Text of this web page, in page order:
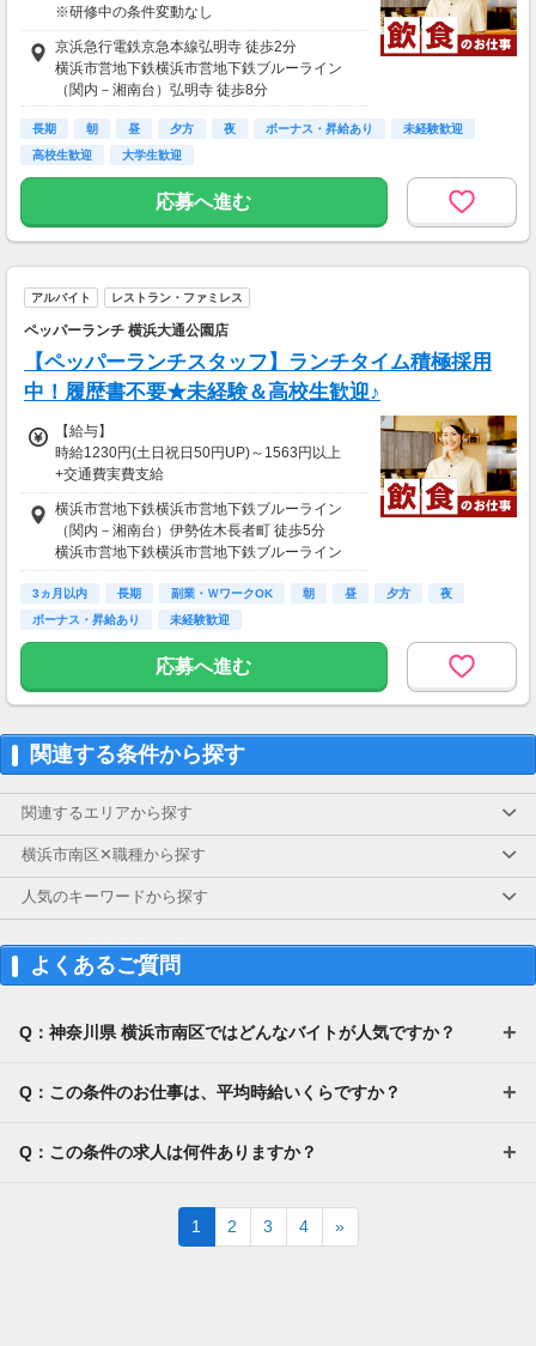
※研修中の条件変動なし
【給与支払】
月1回
【交通費】
（当社規定による）
京浜急行電鉄京急本線弘明寺 徒歩2分
横浜市営地下鉄横浜市営地下鉄ブルーライン
（関内－湘南台）弘明寺 徒歩8分
長期 朝 昼 夕方 夜 ボーナス・昇給あり
未経験歓迎
高校生歓迎
大学生歓迎
応募へ進む
アルバイト レストラン・ファミレス
ペッパーランチ 横浜大通公園店
【ペッパーランチスタッフ】ランチタイム積極採用
中！履歴書不要★未経験＆高校生歓迎♪
【給与】
時給1230円(土日祝日50円UP)～1563円以上
+交通費実費支給
◆時給1300円以上 (土日祝日時給50円UP※8/11
より)
※22時以降：時給1563円以上
【給与支払】
月1回
【交通費】
別途一部支給
◆実費支給（月当たり上限2万円まで）
◆自転車通勤OK
横浜市営地下鉄横浜市営地下鉄ブルーライン
（関内－湘南台）伊勢佐木長者町 徒歩5分
横浜市営地下鉄横浜市営地下鉄ブルーライン
（関内－湘南台）阪東橋 徒歩5分
京浜急行電鉄京急本線黄金町 徒歩10分
京浜急行電鉄京急本線日ノ出町 徒歩13分
3ヵ月以内 長期 副業・ＷワークOK 朝 昼 夕方
夜
ボーナス・昇給あり
未経験歓迎
応募へ進む
関連する条件から探す
関連するエリアから探す
横浜市南区✕職種から探す
人気のキーワードから探す
よくあるご質問
Q：神奈川県 横浜市南区ではどんなバイトが人気ですか？
Q：この条件のお仕事は、平均時給いくらですか？
Q：この条件の求人は何件ありますか？
1 2 3 4 »Next